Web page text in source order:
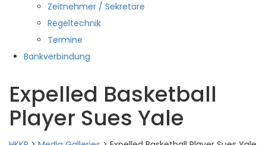
Zeitnehmer / Sekretäre
Regeltechnik
Termine
Bankverbindung
Expelled Basketball
Player Sues Yale